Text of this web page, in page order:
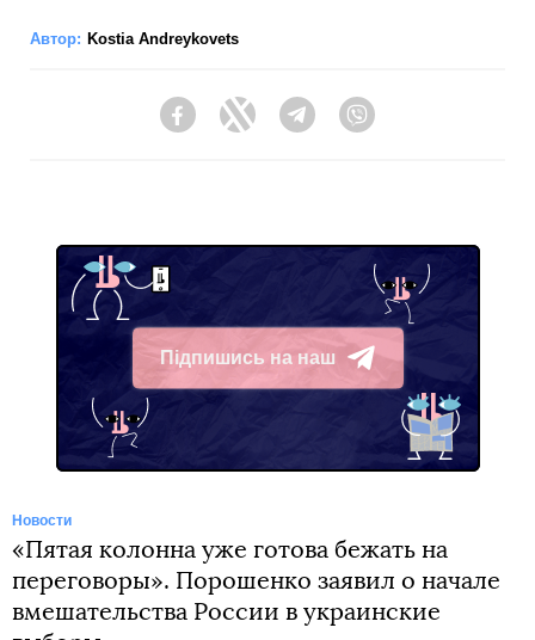
Автор: Kostia Andreykovets
FacebookTwitter Telegram
Підпишись на наш
Telegram
Новости
«Пятая колонна уже готова бежать на
переговоры». Порошенко заявил о начале
вмешательства России в украинские